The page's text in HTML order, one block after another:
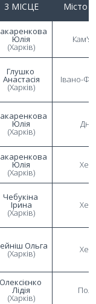
3 МІСЦЕ Місто
Юлія
(Харків)
Глушко
Анастасія
(Харків)
Івано-
Юлія
(Харків)
Юлія
(Харків)
Чебукіна
Ірина
(Харків)
Ольга
(Харків)
Олексієнко
Лідія
(Харків)